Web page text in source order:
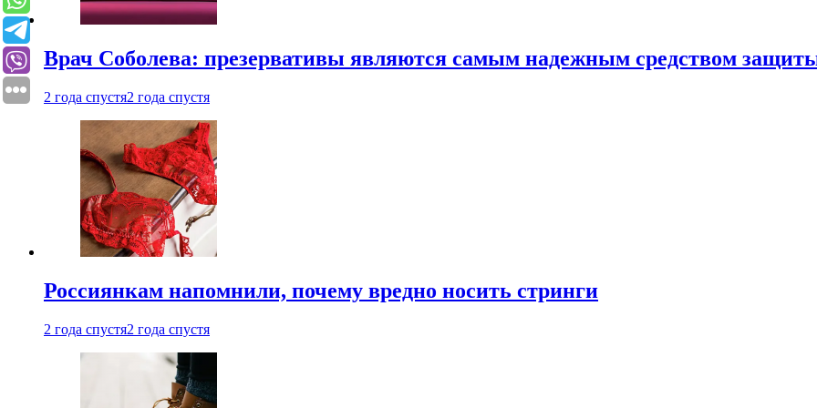
Врач Соболева: презервативы являются самым надежным средством
2 года спустя2 года спустя
Россиянкам напомнили, почему вредно носить стринги
2 года спустя2 года спустя